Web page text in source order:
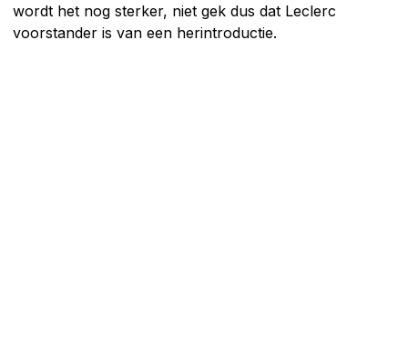
wordt het nog sterker, niet gek dus dat Leclerc
voorstander is van een herintroductie.